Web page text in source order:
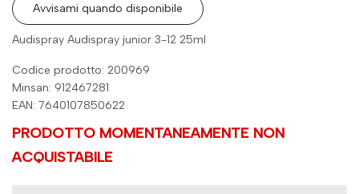
Avvisami quando disponibile
Audispray Audispray junior 3-12 25ml
Codice prodotto: 200969
Minsan: 912467281
EAN: 7640107850622
PRODOTTO MOMENTANEAMENTE NON
ACQUISTABILE